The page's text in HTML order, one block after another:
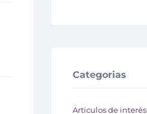
Categorias
Articulos de interés